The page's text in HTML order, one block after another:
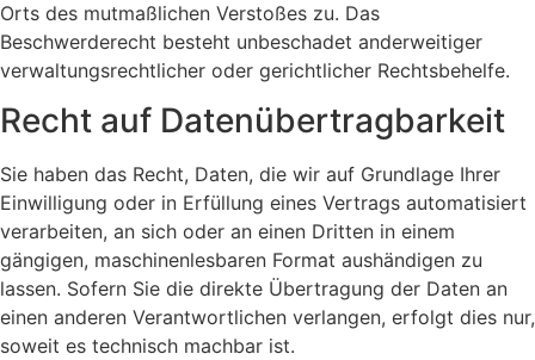
Orts des mutmaßlichen Verstoßes zu. Das
Beschwerderecht besteht unbeschadet anderweitiger
verwaltungsrechtlicher oder gerichtlicher Rechtsbehelfe.
Recht auf Daten­übertrag­barkeit
Sie haben das Recht, Daten, die wir auf Grundlage Ihrer
Einwilligung oder in Erfüllung eines Vertrags automatisiert
verarbeiten, an sich oder an einen Dritten in einem
gängigen, maschinenlesbaren Format aushändigen zu
lassen. Sofern Sie die direkte Übertragung der Daten an
einen anderen Verantwortlichen verlangen, erfolgt dies nur,
soweit es technisch machbar ist.